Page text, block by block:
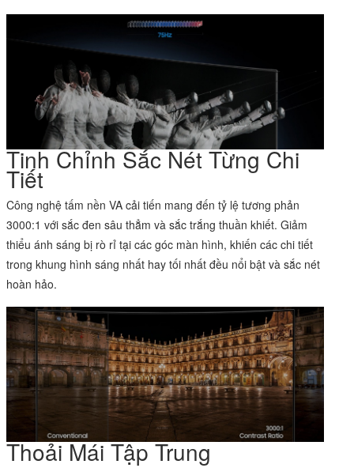
Tinh Chỉnh Sắc Nét Từng Chi
Tiết
Công nghệ tấm nền VA cải tiến mang đến tỷ lệ tương phản
3000:1 với sắc đen sâu thẳm và sắc trắng thuần khiết. Giảm
thiểu ánh sáng bị rò rỉ tại các góc màn hình, khiến các chi tiết
trong khung hình sáng nhất hay tối nhất đều nổi bật và sắc nét
hoàn hảo.
Thoải Mái Tập Trung